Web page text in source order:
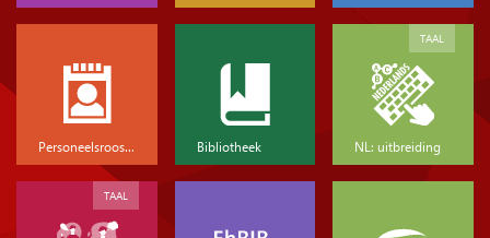
Personeelsrooster Bibliotheek NL: uitbreiding
TAAL
TAAL